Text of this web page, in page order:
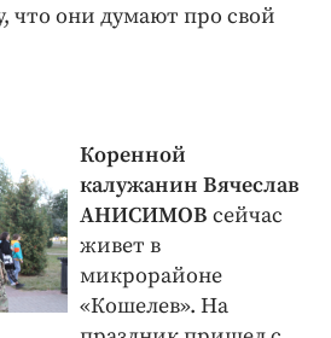
что они думают про свой
Коренной
калужанин Вячеслав
АНИСИМОВ сейчас
живет в
микрорайоне
«Кошелев». На